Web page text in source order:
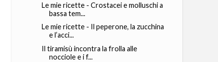
Le mie ricette - Crostacei e molluschi a
bassa tem...
Le mie ricette - Il peperone, la zucchina
e l’acci...
Il tiramisù incontra la frolla alle
nocciole e i f...